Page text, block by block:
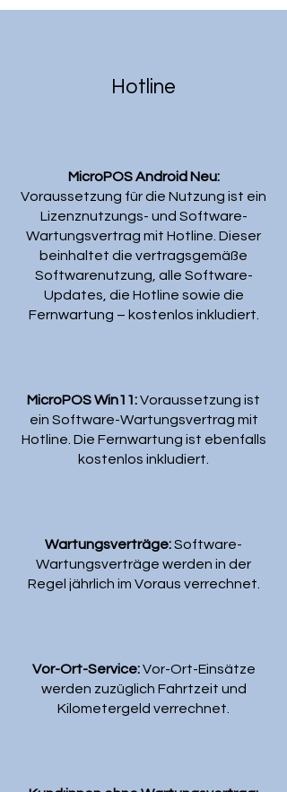
Hotline
MicroPOS Android Neu:
Voraussetzung für die Nutzung ist ein
Lizenznutzungs- und Software-
Wartungsvertrag mit Hotline. Dieser
beinhaltet die vertragsgemäße
Softwarenutzung, alle Software-
Updates, die Hotline sowie die
Fernwartung – kostenlos inkludiert.
MicroPOS Win11:Voraussetzung ist
ein Software-Wartungsvertrag mit
Hotline. Die Fernwartung ist ebenfalls
kostenlos inkludiert.
Wartungsverträge:Software-
Wartungsverträge werden in der
Regel jährlich im Voraus verrechnet.
Vor-Ort-Service:Vor-Ort-Einsätze
werden zuzüglich Fahrtzeit und
Kilometergeld verrechnet.